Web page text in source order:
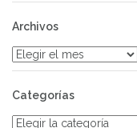
Archivos
Archivos
Categorías
Categorías